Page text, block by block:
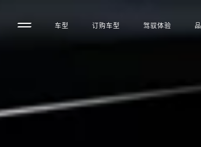
车型 订购车型 驾驭体验